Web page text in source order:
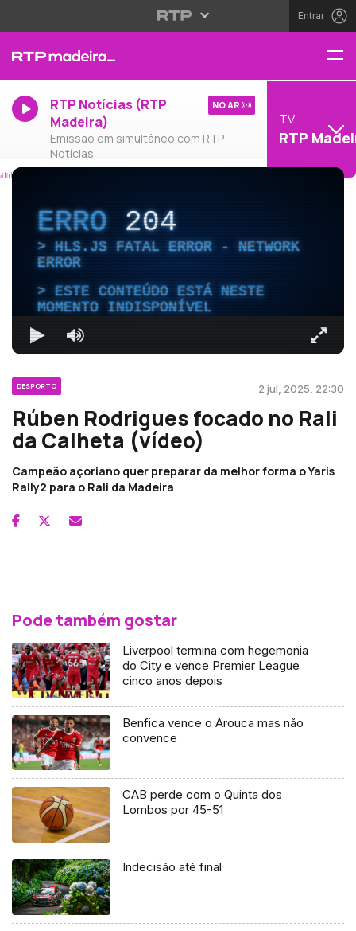
Entrar
RTP Notícias (RTP
Madeira)
Emissão em simultâneo com RTP
Notícias
NO AR
TV
RTP
ERRO204
HLS.JS FATAL ERROR - NETWORK
ERROR
ESTE CONTEÚDO ESTÁ NESTE
MOMENTO INDISPONÍVEL
DESPORTO 2 jul, 2025, 22:30
Rúben Rodrigues focado no Rali
da Calheta (vídeo)
Campeão açoriano quer preparar da melhor forma o Yaris
Rally2 para o Rali da Madeira
Pode também gostar
Liverpool termina com hegemonia
do City e vence Premier League
cinco anos depois
Benfica vence o Arouca mas não
convence
CAB perde com o Quinta dos
Lombos por 45-51
Indecisão até final